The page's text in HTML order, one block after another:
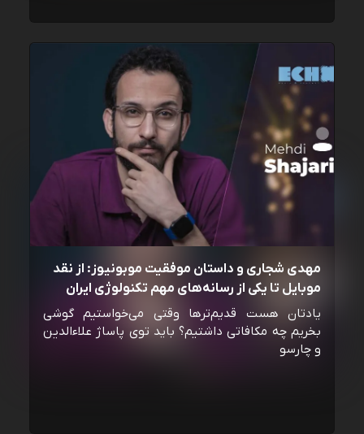
مهدی شجاری و داستان موفقیت موبونیوز: از نقد
موبایل تا یکی از رسانه‌‌های مهم تکنولوژی ایران
یادتان هست قدیم‌ترها وقتی می‌خواستیم گوشی
بخریم چه مکافاتی داشتیم؟ باید توی پاساژ علاءالدین
و چارسو